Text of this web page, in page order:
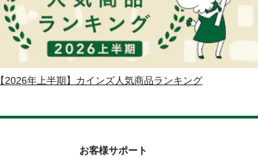
【2026年上半期】カインズ人気商品ランキング
お客様サポート